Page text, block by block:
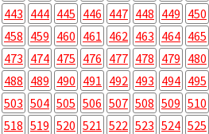
443 444 445 446 447 448 449 450
458 459 460 461 462 463 464 465
473 474 475 476 477 478 479 480
488 489 490 491 492 493 494 495
503 504 505 506 507 508 509 510
518 519 520 521 522 523 524 525